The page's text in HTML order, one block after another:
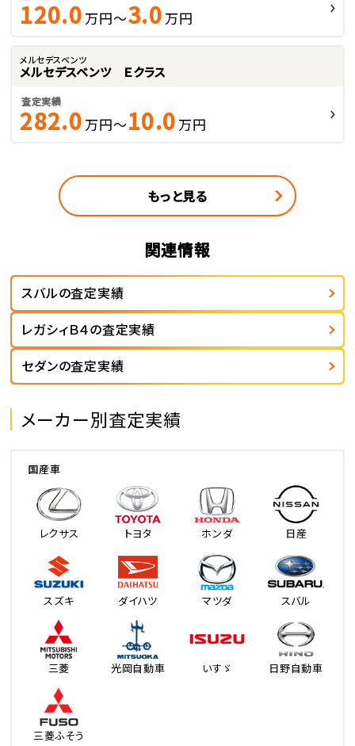
120.0 万円～3.0 万円
メルセデスベンツ
メルセデスベンツ Ｅクラス
査定実績
282.0 万円～10.0 万円
もっと見る
関連情報
スバルの査定実績
レガシィＢ４の査定実績
セダンの査定実績
メーカー別査定実績
国産車
レクサス トヨタ ホンダ 日産
スズキ ダイハツ マツダ スバル
三菱 光岡自動車 いすゞ 日野自動車
三菱ふそう